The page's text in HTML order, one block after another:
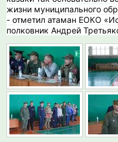
жизни муниципального
- отметил атаман ЕОКО
полковник Андрей